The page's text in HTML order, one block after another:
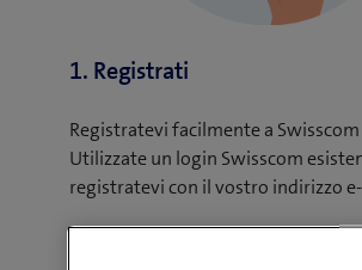
1. Registrati
Registratevi facilmente a Swisscom
Utilizzate un login Swisscom
registratevi con il vostro indirizzo